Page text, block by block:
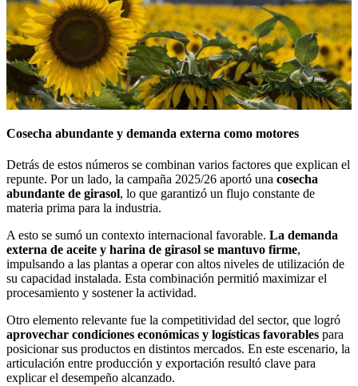
Cosecha abundante y demanda externa como motores
Detrás de estos números se combinan varios factores que explican el
repunte. Por un lado, la campaña 2025/26 aportó una cosecha
abundante de girasol, lo que garantizó un flujo constante de
materia prima para la industria.
A esto se sumó un contexto internacional favorable. La demanda
externa de aceite y harina de girasol se mantuvo firme,
impulsando a las plantas a operar con altos niveles de utilización de
su capacidad instalada. Esta combinación permitió maximizar el
procesamiento y sostener la actividad.
Otro elemento relevante fue la competitividad del sector, que logró
aprovechar condiciones económicas y logísticas favorables para
posicionar sus productos en distintos mercados. En este escenario, la
articulación entre producción y exportación resultó clave para
explicar el desempeño alcanzado.